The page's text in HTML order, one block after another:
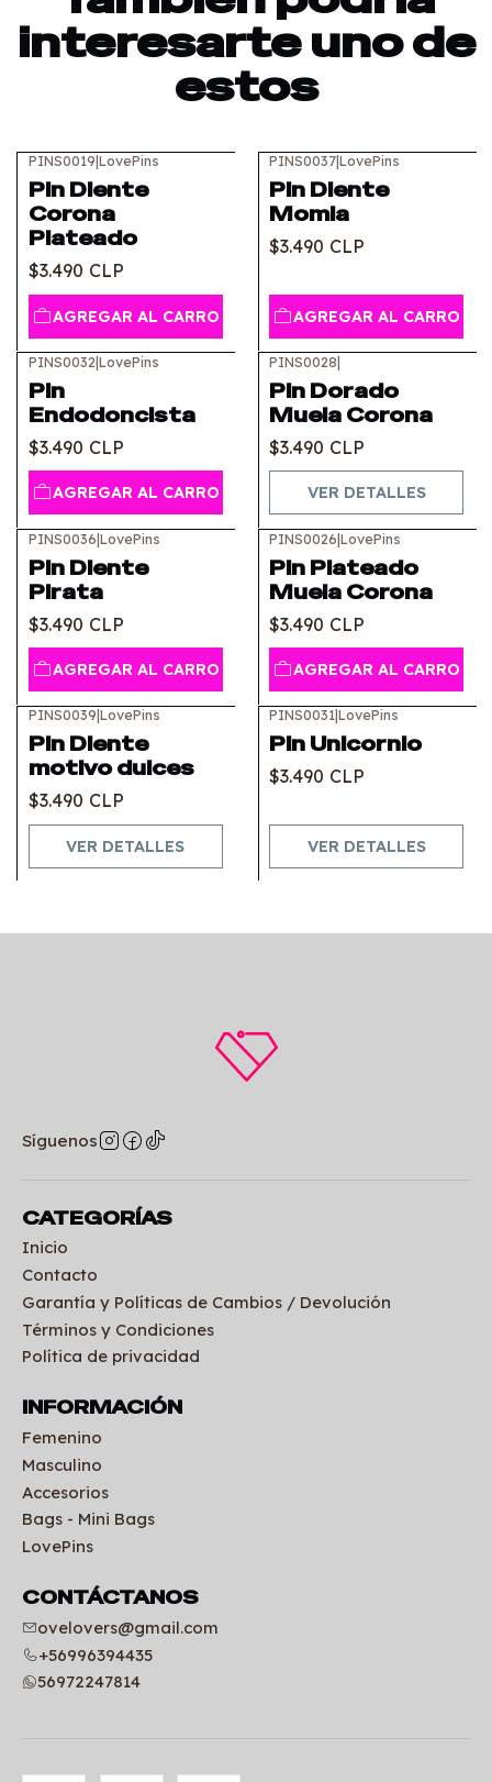
interesarte uno de
estos
PINS0019|LovePins
Pin Diente
Corona
Plateado
$3.490 CLP
AGREGAR AL CARRO
PINS0037|LovePins
Pin Diente
Momia
$3.490 CLP
AGREGAR AL CARRO
PINS0032|LovePins
Pin
Endodoncista
$3.490 CLP
AGREGAR AL CARRO
PINS0028|
Pin Dorado
Muela Corona
$3.490 CLP
VER DETALLES
PINS0036|LovePins
Pin Diente
Pirata
$3.490 CLP
AGREGAR AL CARRO
PINS0026|LovePins
Pin Plateado
Muela Corona
$3.490 CLP
AGREGAR AL CARRO
PINS0039|LovePins
Pin Diente
motivo dulces
$3.490 CLP
VER DETALLES
PINS0031|LovePins
Pin Unicornio
$3.490 CLP
VER DETALLES
Síguenos
CATEGORÍAS
Inicio
Contacto
Garantía y Políticas de Cambios / Devolución
Términos y Condiciones
Política de privacidad
INFORMACIÓN
Femenino
Masculino
Accesorios
Bags - Mini Bags
LovePins
CONTÁCTANOS
ovelovers@gmail.com
+56996394435
56972247814